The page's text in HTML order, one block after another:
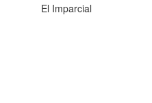
El Imparcial